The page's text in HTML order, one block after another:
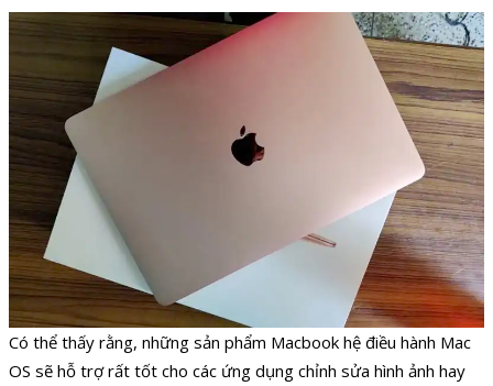
Có thể thấy rằng, những sản phẩm Macbook hệ điều hành Mac
OS sẽ hỗ trợ rất tốt cho các ứng dụng chỉnh sửa hình ảnh hay